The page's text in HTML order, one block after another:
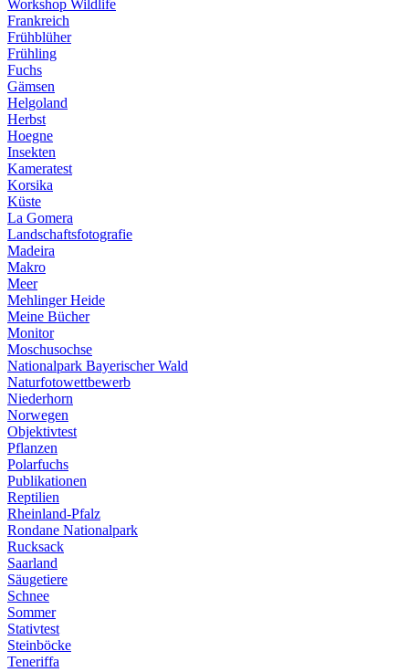
Workshop Wildlife
Frankreich
Frühblüher
Frühling
Fuchs
Gämsen
Helgoland
Herbst
Hoegne
Insekten
Kameratest
Korsika
Küste
La Gomera
Landschaftsfotografie
Madeira
Makro
Meer
Mehlinger Heide
Meine Bücher
Monitor
Moschusochse
Nationalpark Bayerischer Wald
Naturfotowettbewerb
Niederhorn
Norwegen
Objektivtest
Pflanzen
Polarfuchs
Publikationen
Reptilien
Rheinland-Pfalz
Rondane Nationalpark
Rucksack
Saarland
Säugetiere
Schnee
Sommer
Stativtest
Steinböcke
Teneriffa